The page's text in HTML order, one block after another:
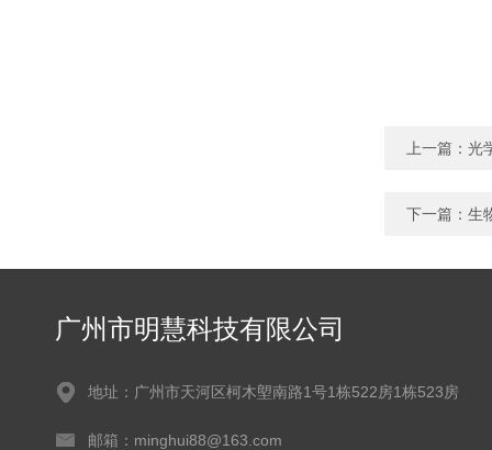
上一篇： 光
下一篇： 生
广州市明慧科技有限公司
地址：广州市天河区柯木塱南路1号1栋522房1栋523房
邮箱：minghui88@163.com